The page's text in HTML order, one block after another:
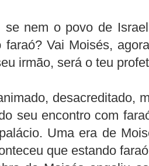
se nem o povo de
faraó? Vai Moisés,
irmão, será o teu
desacreditado,
seu encontro com
Uma era de
que estando